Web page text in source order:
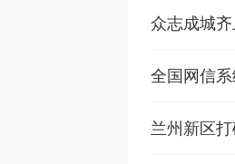
众志成城
全国网信
兰州新区